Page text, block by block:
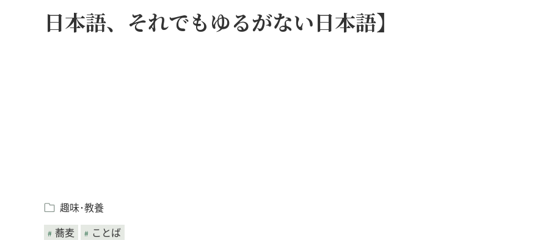
日本語、それでもゆるがない日本語】
趣味･教養
蕎麦
ことば